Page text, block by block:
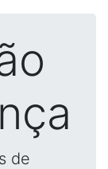
de